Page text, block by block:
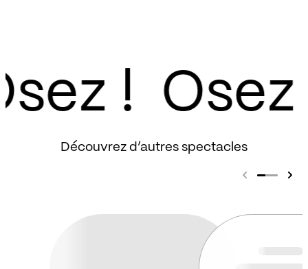
Comment créer son carnet d’adresses +
linkedln
L’importance des Sociétés Civiles
Les demandes de subventions
Facultatif : gestion des réseaux (Tik Tok,
!
Découvrez d’autres spectacles